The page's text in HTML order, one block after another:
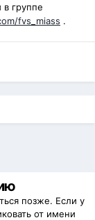
в группе
fvs_miass .
позже. Если у
от имени